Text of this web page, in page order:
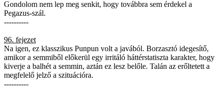
Gondolom nem lep meg senkit, hogy továbbra sem érdekel a
Pegazus-szál.
----------
96. fejezet
Na igen, ez klasszikus Punpun volt a javából. Borzasztó idegesítő,
amikor a semmiből előkerül egy irritáló háttérstatiszta karakter, hogy
kiverje a balhét a semmin, aztán ez lesz belőle. Talán az erőltetett a
megfelelő jelző a szituációra.
----------